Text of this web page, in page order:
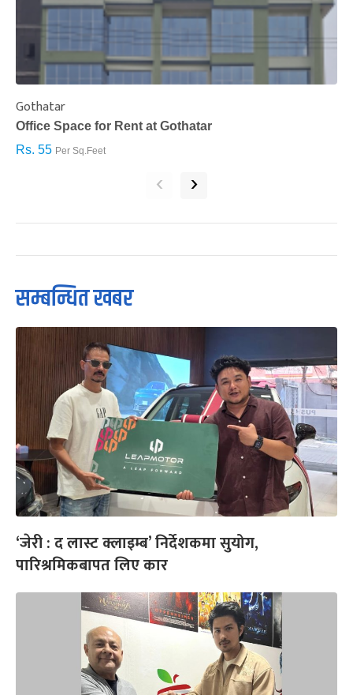
Gothatar
Office Space for Rent at Gothatar
Rs. 55 Per Sq.Feet
‹ ›
सम्बन्धित खबर
‘जेरी : द लास्ट क्लाइम्ब’ निर्देशकमा सुयोग,
पारिश्रमिकबापत लिए कार